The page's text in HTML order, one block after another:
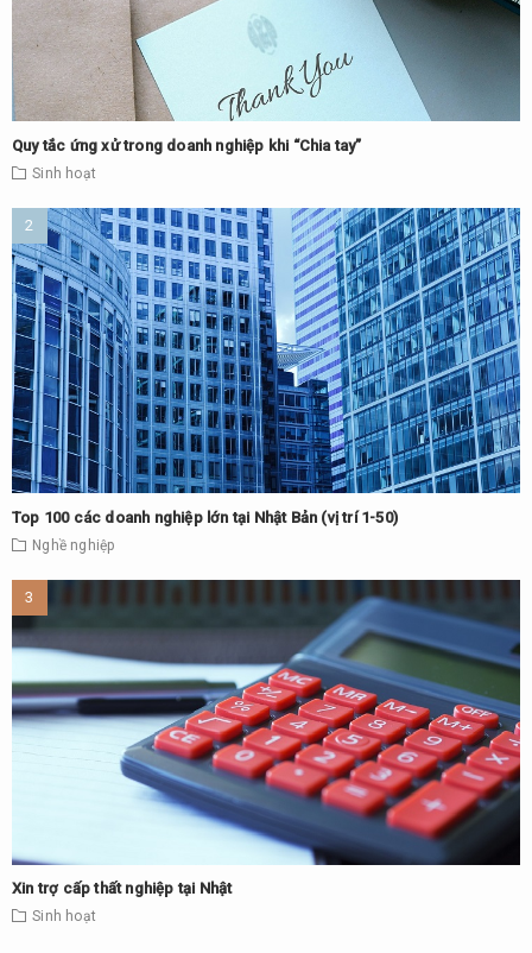
Quy tắc ứng xử trong doanh nghiệp khi “Chia tay”
Sinh hoạt
Top 100 các doanh nghiệp lớn tại Nhật Bản (vị trí 1-50)
Nghề nghiệp
Xin trợ cấp thất nghiệp tại Nhật
Sinh hoạt